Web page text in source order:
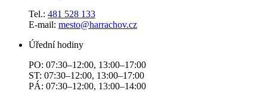
Tel.: 481 528 133
E-mail: mesto@harrachov.cz
Úřední hodiny
PO: 07:30–12:00, 13:00–17:00
ST: 07:30–12:00, 13:00–17:00
PÁ: 07:30–12:00, 13:00–14:00